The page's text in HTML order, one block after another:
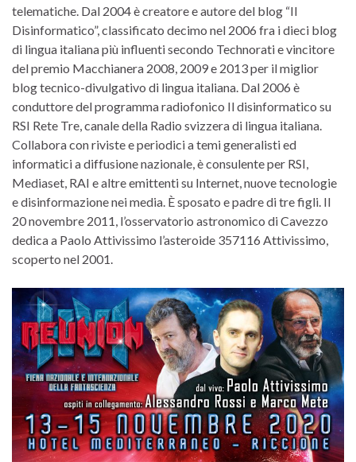
telematiche. Dal 2004 è creatore e autore del blog “Il
Disinformatico”, classificato decimo nel 2006 fra i dieci blog
di lingua italiana più influenti secondo Technorati e vincitore
del premio Macchianera 2008, 2009 e 2013 per il miglior
blog tecnico-divulgativo di lingua italiana. Dal 2006 è
conduttore del programma radiofonico Il disinformatico su
RSI Rete Tre, canale della Radio svizzera di lingua italiana.
Collabora con riviste e periodici a temi generalisti ed
informatici a diffusione nazionale, è consulente per RSI,
Mediaset, RAI e altre emittenti su Internet, nuove tecnologie
e disinformazione nei media. È sposato e padre di tre figli. Il
20 novembre 2011, l’osservatorio astronomico di Cavezzo
dedica a Paolo Attivissimo l’asteroide 357116 Attivissimo,
scoperto nel 2001.